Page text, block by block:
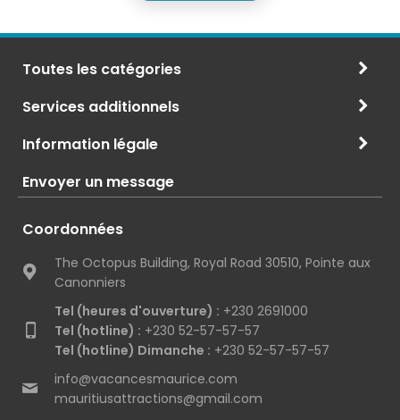
Toutes les catégories
Services additionnels
Information légale
Envoyer un message
Coordonnées
The Octopus Building, Royal Road 30510, Pointe aux
Canonniers
Tel (heures d'ouverture) : +230 2691000
Tel (hotline) : +230 52-57-57-57
Tel (hotline) Dimanche : +230 52-57-57-57
info@vacancesmaurice.com
mauritiusattractions@gmail.com